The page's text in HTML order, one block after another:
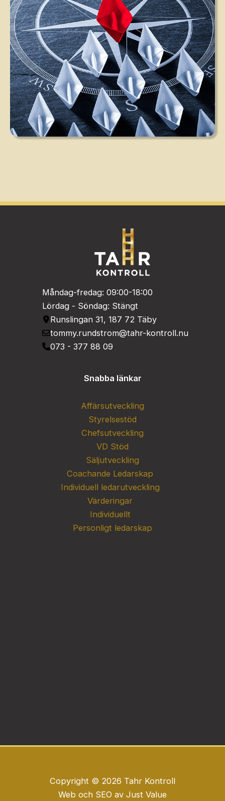
Måndag-fredag: 09:00-18:00
Lördag - Söndag: Stängt
Runslingan 31, 187 72 Täby
tommy.rundstrom@tahr-kontroll.nu
073 - 377 88 09
Snabba länkar
Affärsutveckling
Styrelsestöd
Chefsutveckling
VD Stöd
Säljutveckling
Coachande Ledarskap
Individuell ledarutveckling
Värderingar
Individuellt
Personligt ledarskap
Copyright © 2026 Tahr Kontroll
Web och SEO av Just Value